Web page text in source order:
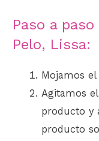
Paso a
Pelo, Lissa:
Mojamos
Agitamos
producto y
producto